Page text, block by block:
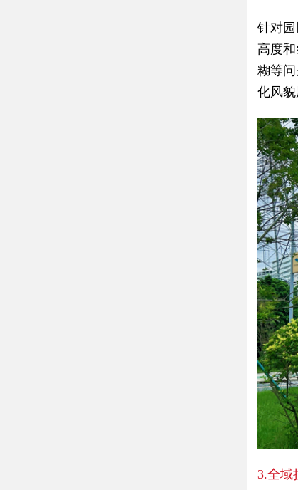
针对
高度
糊等
化风貌
3.全域